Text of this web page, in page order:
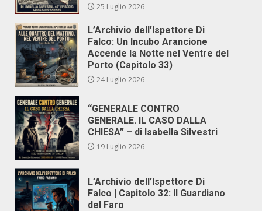
25 Luglio 2026
L’Archivio dell’Ispettore Di
Falco: Un Incubo Arancione
Accende la Notte nel Ventre del
Porto (Capitolo 33)
24 Luglio 2026
“GENERALE CONTRO
GENERALE. IL CASO DALLA
CHIESA” – di Isabella Silvestri
19 Luglio 2026
L’Archivio dell’Ispettore Di
Falco | Capitolo 32: Il Guardiano
del Faro